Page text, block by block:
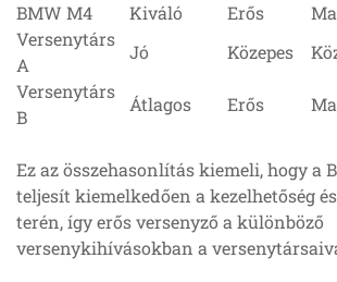
BMW M4
Kiváló Erős
Versenytárs
A
Jó Közepes
Versenytárs
B
Átlagos Erős
Ez az összehasonlítás kiemeli, hogy a
teljesít kiemelkedően a kezelhetőség
terén, így erős versenyző a különböző
versenykihívásokban a